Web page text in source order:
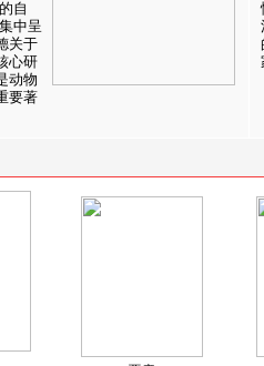
自
中呈
关于
心研
动物
要著